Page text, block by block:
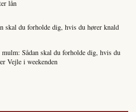
lån
skal du forholde dig, hvis du hører knald
mulm: Sådan skal du forholde dig, hvis du
Vejle i weekenden